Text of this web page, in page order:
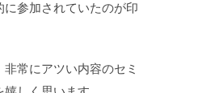
に参加されていたのが印
常にアツい内容のセミ